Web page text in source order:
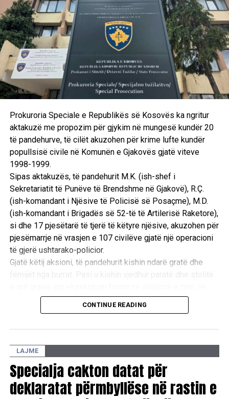
UP NEXT
Kryeministri në detyrë i Afganistanit bën thirrje për
njohje diplomatike
DON'T MISS
Lideri i ri i Interpolit përballet me akuza për torturë
Prokuroria Speciale e Republikës së Kosovës ka ngritur
aktakuzë me propozim për gjykim në mungesë kundër 20
të pandehurve, të cilët akuzohen për krime lufte kundër
popullsisë civile në Komunën e Gjakovës gjatë viteve
1998-1999.
Sipas aktakuzës, të pandehurit M.K. (ish-shef i
Sekretariatit të Punëve të Brendshme në Gjakovë), R.Ç.
(ish-komandant i Njësive të Policisë së Posaçme), M.D.
(ish-komandant i Brigadës së 52-të të Artilerisë Raketore),
si dhe 17 pjesëtarë të tjerë të këtyre njësive, akuzohen për
pjesëmarrje në vrasjen e 107 civilëve gjatë një operacioni
të gjerë ushtarako-policior.
Gjatë këtij aksioni, të pandehurit kishin ndarë gratë dhe
oborre dhe te lokacioni i njohur si “Ura e Taliqit”, si dhe u
vunë flakën shtëpive të tyre. /E.A/
CONTINUE READING
LAJME
Specialja cakton datat për
deklaratat përmbyllëse në rastin e